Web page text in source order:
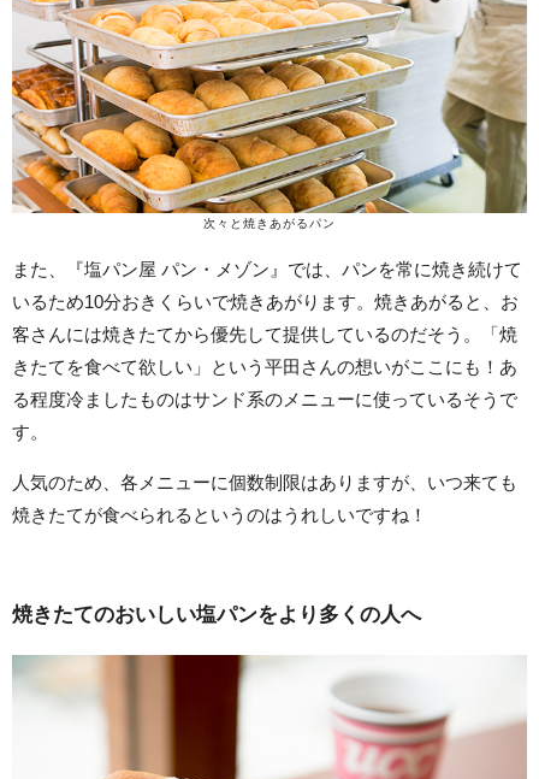
次々と焼きあがるパン
また、『塩パン屋 パン・メゾン』では、パンを常に焼き続けて
いるため10分おきくらいで焼きあがります。焼きあがると、お
客さんには焼きたてから優先して提供しているのだそう。「焼
きたてを食べて欲しい」という平田さんの想いがここにも！あ
る程度冷ましたものはサンド系のメニューに使っているそうで
す。
人気のため、各メニューに個数制限はありますが、いつ来ても
焼きたてが食べられるというのはうれしいですね！
焼きたてのおいしい塩パンをより多くの人へ